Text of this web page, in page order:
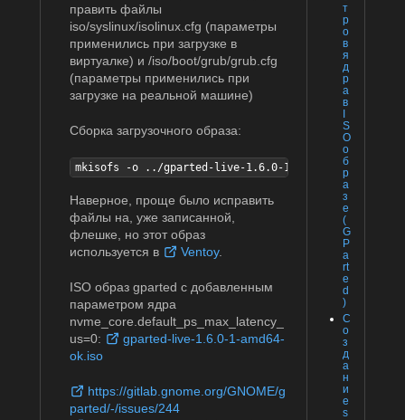
т
р
о
в
я
д
р
а
в
I
S
O
о
б
р
а
з
е
(
G
P
a
rt
e
d
)
С
о
з
д
а
н
и
е
s
править файлы
iso/syslinux/isolinux.cfg (параметры
применились при загрузке в
виртуалке) и /iso/boot/grub/grub.cfg
(параметры применились при
загрузке на реальной машине)
Сборка загрузочного образа:
mkisofs -o ../gparted-live-1.6.0-1-amd64-ok.iso -
Наверное, проще было исправить
файлы на, уже записанной,
флешке, но этот образ
используется в
Ventoy.
ISO образ gparted с добавленным
параметром ядра
nvme_core.default_ps_max_latency_
us=0:
gparted-live-1.6.0-1-amd64-
ok.iso
https://gitlab.gnome.org/GNOME/g
parted/-/issues/244